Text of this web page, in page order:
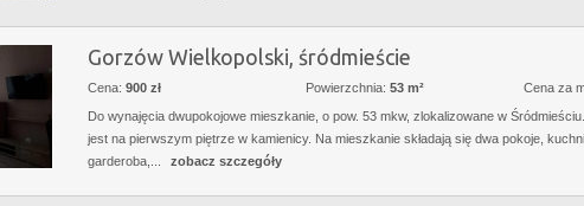
Gorzów Wielkopolski, śródmieście
Cena: 900 zł Powierzchnia: 53 m² Cena za
Do wynajęcia dwupokojowe mieszkanie, o pow. 53 mkw, zlokalizowane w
jest na pierwszym piętrze w kamienicy. Na mieszkanie składają się dwa pokoje,
garderoba,...
zobacz szczegóły